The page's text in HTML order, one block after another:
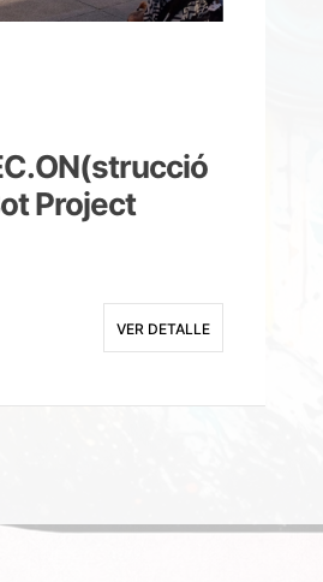
Project
VER DETALLE